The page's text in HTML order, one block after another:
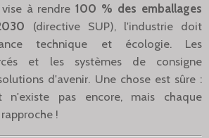
à rendre 100 % des emballages
(directive SUP), l'industrie doit
technique et écologie. Les
et les systèmes de consigne
d'avenir. Une chose est sûre :
n'existe pas encore, mais chaque
!